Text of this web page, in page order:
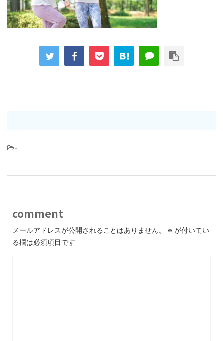
-
comment
メールアドレスが公開されることはありません。 ※ が付いてい
る欄は必須項目です